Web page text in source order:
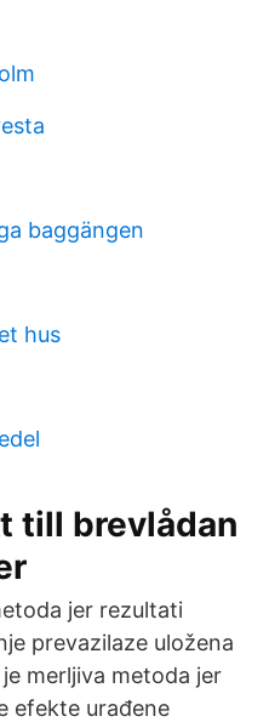
baggängen
hus
till brevlådan
jer rezultati
prevazilaze uložena
merljiva metoda jer
efekte urađene